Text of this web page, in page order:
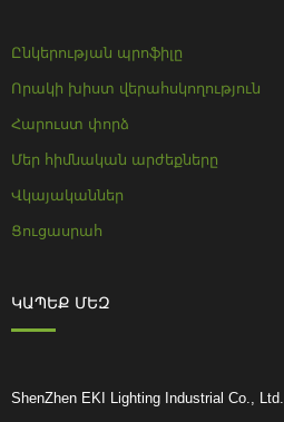
Ընկերության պրոֆիլը
Որակի խիստ վերահսկողություն
Հարուստ փորձ
Մեր հիմնական արժեքները
Վկայականներ
Ցուցասրահ
ԿԱՊԵՔ ՄԵԶ
ShenZhen EKI Lighting Industrial Co., Ltd.